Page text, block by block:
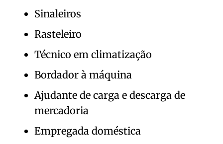
Sinaleiros
Rasteleiro
Técnico em climatização
Bordador à máquina
Ajudante de carga e descarga de
mercadoria
Empregada doméstica